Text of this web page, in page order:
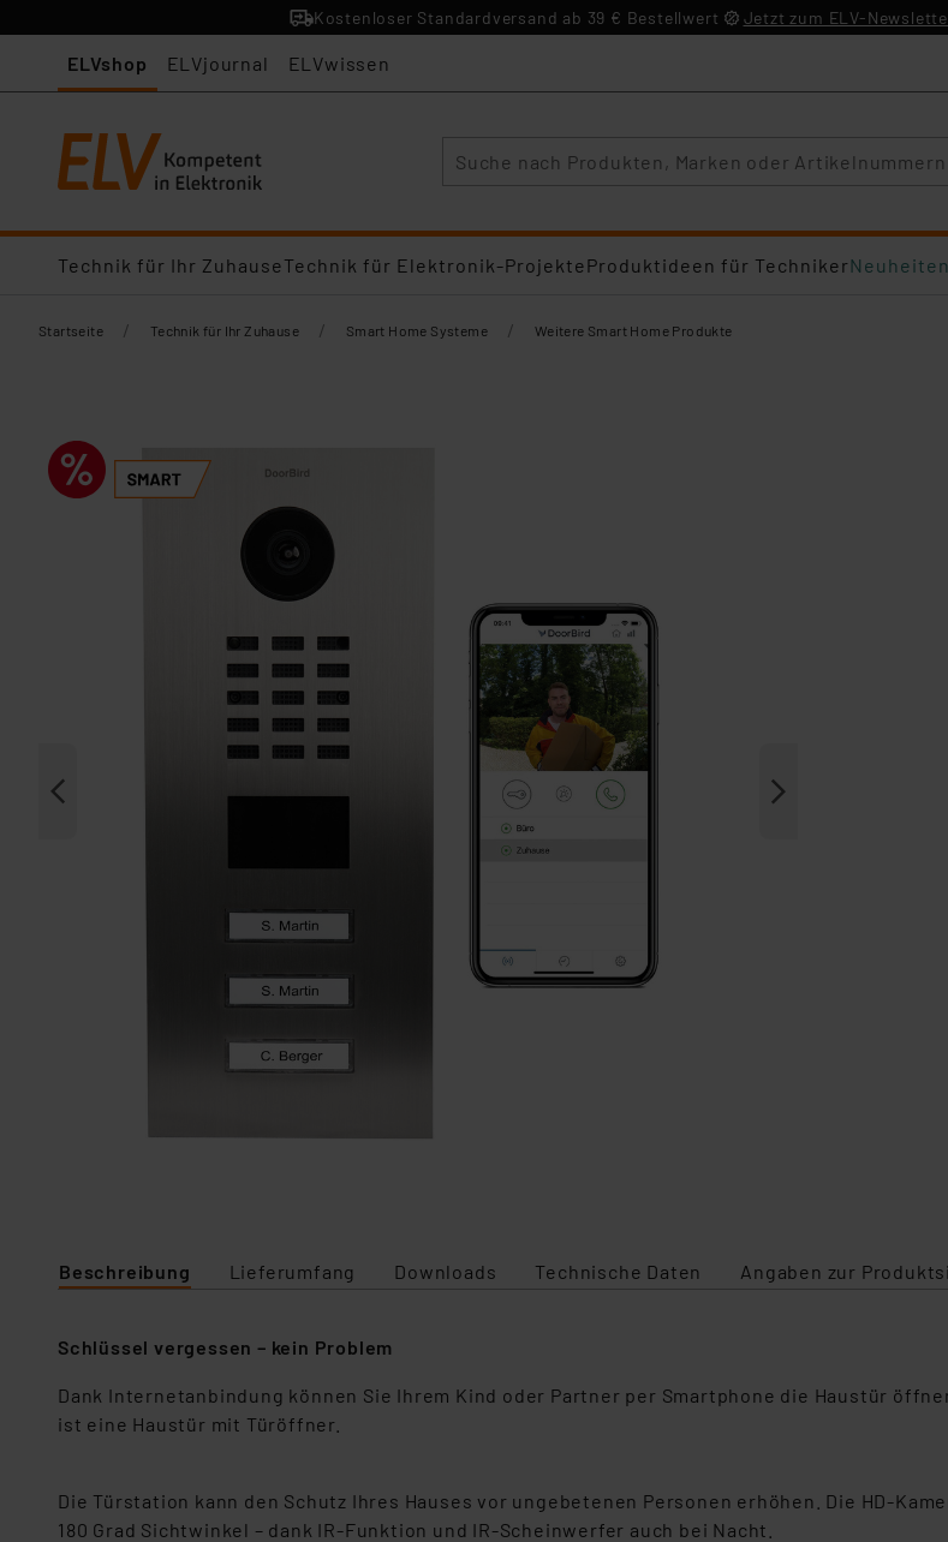
Kostenloser Standardversand ab 39 € Bestellwert Jetzt zum ELV-
ELVshop ELVjournal ELVwissen
Technik für Ihr ZuhauseTechnik für Elektronik-ProjekteProduktideen für TechnikerNeuheiten
Startseite / Technik für Ihr Zuhause / Smart Home Systeme / Weitere Smart Home Produkte
Beschreibung Lieferumfang Downloads Technische Daten Angaben zur
Schlüssel vergessen – kein Problem
Dank Internetanbindung können Sie Ihrem Kind oder Partner per Smartphone die Haustür
ist eine Haustür mit Türöffner.
Die Türstation kann den Schutz Ihres Hauses vor ungebetenen Personen erhöhen. Die HD-
180 Grad Sichtwinkel – dank IR-Funktion und IR-Scheinwerfer auch bei Nacht.